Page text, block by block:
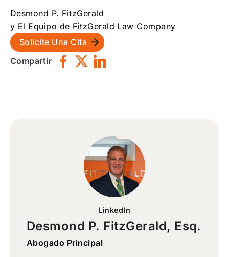
Desmond P. FitzGerald
y El Equipo de FitzGerald Law Company
Solicite Una Cita
Compartir
LinkedIn
Desmond P. FitzGerald, Esq.
Abogado Principal